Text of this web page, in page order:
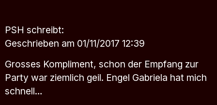
PSH schreibt:
Geschrieben am 01/11/2017 12:39
Grosses Kompliment, schon der Empfang zur
Party war ziemlich geil. Engel Gabriela hat mich
schnell…